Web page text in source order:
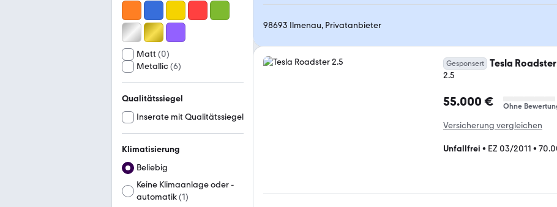
Matt (0)
Metallic(6)
Qualitätssiegel
Inserate mit Qualitätssiegel
Klimatisierung
Beliebig
Keine Klimaanlage oder -
automatik(1)
98693 Ilmenau, Privatanbieter
Gesponsert Tesla Roadster
2.5
55.000 € Ohne
Versicherung vergleichen
Unfallfrei • EZ 03/2011 •